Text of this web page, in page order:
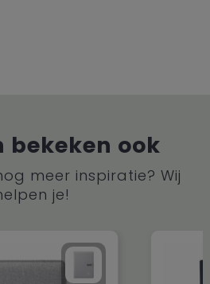
bekeken ook
meer inspiratie? Wij
je!